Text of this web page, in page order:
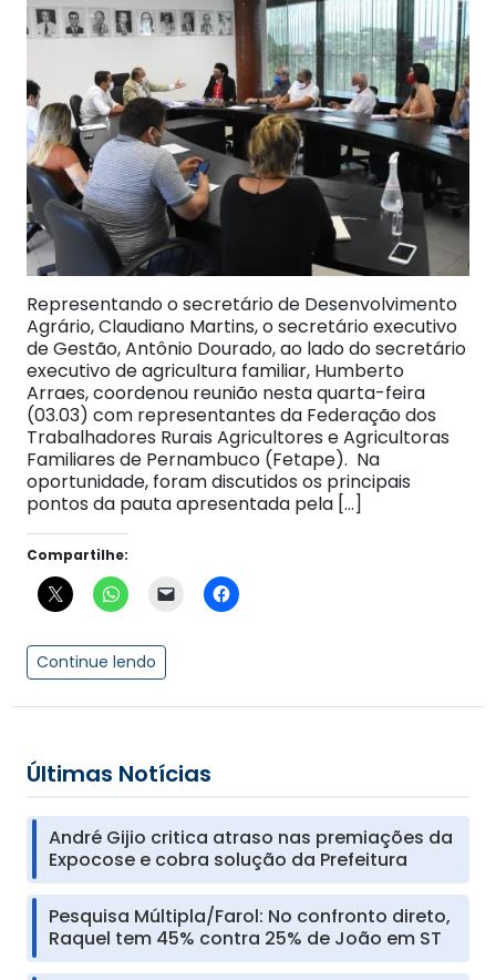
Representando o secretário de Desenvolvimento
Agrário, Claudiano Martins, o secretário executivo
de Gestão, Antônio Dourado, ao lado do secretário
executivo de agricultura familiar, Humberto
Arraes, coordenou reunião nesta quarta-feira
(03.03) com representantes da Federação dos
Trabalhadores Rurais Agricultores e Agricultoras
Familiares de Pernambuco (Fetape). Na
oportunidade, foram discutidos os principais
pontos da pauta apresentada pela […]
Compartilhe:
Continue lendo
Últimas Notícias
André Gijio critica atraso nas premiações da
Expocose e cobra solução da Prefeitura
Pesquisa Múltipla/Farol: No confronto direto,
Raquel tem 45% contra 25% de João em ST